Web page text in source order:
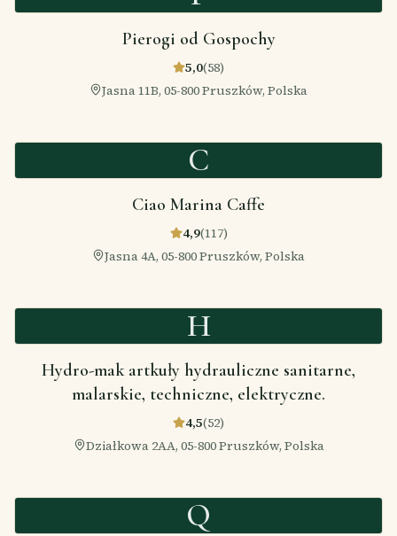
Pierogi od Gospochy
5,0(58)
Jasna 11B, 05-800 Pruszków, Polska
C
Ciao Marina Caffe
4,9(117)
Jasna 4A, 05-800 Pruszków, Polska
H
Hydro-mak artkuły hydrauliczne sanitarne,
malarskie, techniczne, elektryczne.
4,5(52)
Działkowa 2AA, 05-800 Pruszków, Polska
Q